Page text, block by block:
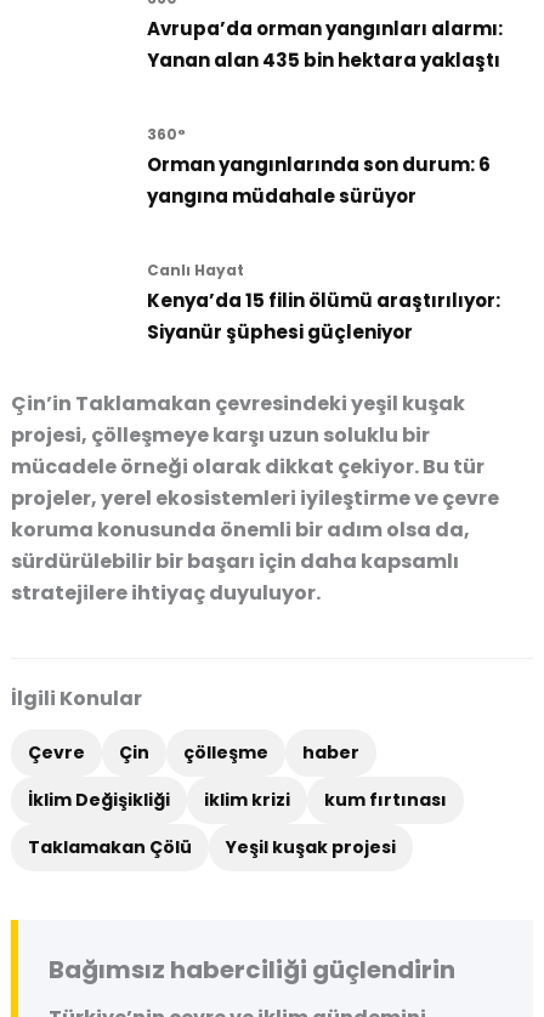
Avrupa’da orman yangınları alarmı:
Yanan alan 435 bin hektara yaklaştı
360°
Orman yangınlarında son durum: 6
yangına müdahale sürüyor
Canlı Hayat
Kenya’da 15 filin ölümü araştırılıyor:
Siyanür şüphesi güçleniyor
Çin’in Taklamakan çevresindeki yeşil kuşak
projesi, çölleşmeye karşı uzun soluklu bir
mücadele örneği olarak dikkat çekiyor. Bu tür
projeler, yerel ekosistemleri iyileştirme ve çevre
koruma konusunda önemli bir adım olsa da,
sürdürülebilir bir başarı için daha kapsamlı
stratejilere ihtiyaç duyuluyor.
İlgili Konular
Çevre Çin çölleşme
haber
İklim Değişikliği
iklim krizi
kum fırtınası
Taklamakan Çölü
Yeşil kuşak projesi
Bağımsız haberciliği güçlendirin